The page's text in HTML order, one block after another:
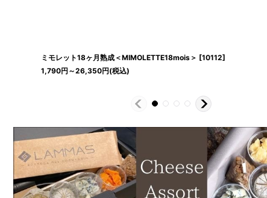
ミモレット18ヶ月熟成＜MIMOLETTE18mois＞ [10112]
1,790円 ～26,350円(税込)